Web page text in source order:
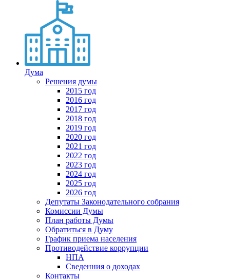
Дума
Решения думы
2015 год
2016 год
2017 год
2018 год
2019 год
2020 год
2021 год
2022 год
2023 год
2024 год
2025 год
2026 год
Депутаты Законодательного собрания
Комиссии Думы
План работы Думы
Обратиться в Думу
График приема населения
Противодействие коррупции
НПА
Сведенния о доходах
Контакты